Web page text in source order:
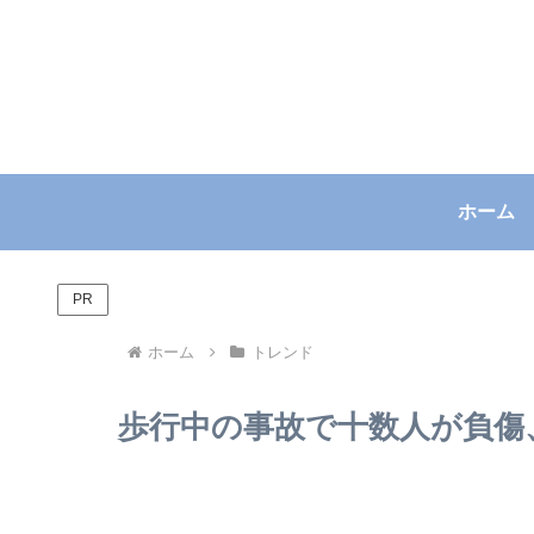
ホーム
PR
ホーム トレンド
歩行中の事故で十数人が負